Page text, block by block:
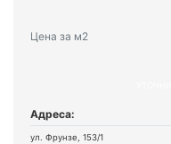
Цена за м2
Адреса:
ул. Фрунзе, 153/1